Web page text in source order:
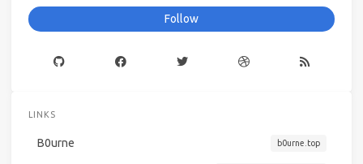
Follow
LINKS
B0urne b0urne.top